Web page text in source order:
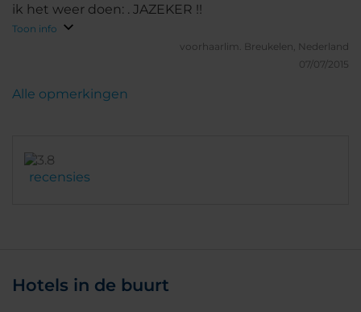
ik het weer doen: . JAZEKER !!
Toon info
voorhaarlim.
Breukelen, Nederland
07/07/2015
recensies
Alle opmerkingen
Hotels in de buurt